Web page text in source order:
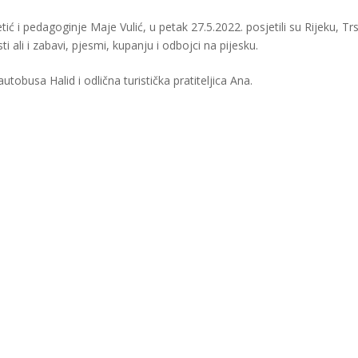
i pedagoginje Maje Vulić, u petak 27.5.2022. posjetili su Rijeku,
ali i zabavi, pjesmi, kupanju i odbojci na pijesku.
Halid i odlična turistička pratiteljica Ana.